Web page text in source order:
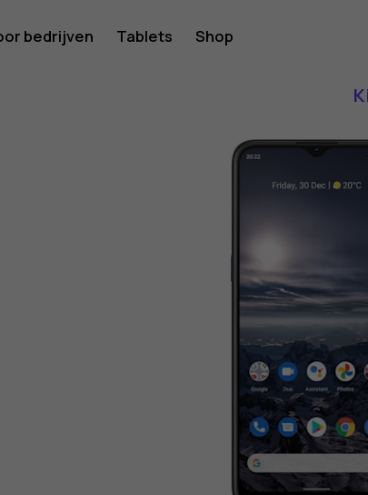
bedrijven Tablets Shop